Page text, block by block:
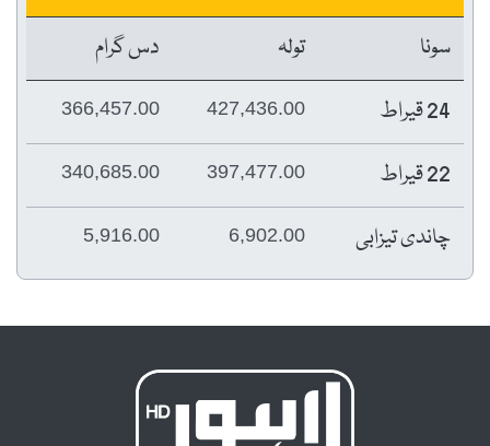
سونا
تولہ
دس گرام
24 قیراط
427,436.00
366,457.00
22 قیراط 397,477.00
340,685.00
چاندی تیزابی 6,902.00
5,916.00